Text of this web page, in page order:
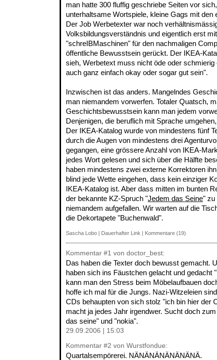
man hatte 300 fluffig geschriebe Seiten vor
unterhaltsame Wortspiele, kleine Gags mit den
Der Job Werbetexter war noch
Volksbildungsverständnis und eigentlich erst
"schreIBMaschinen" für den nachmaligen
öffentliche Bewusstsein gerückt. Der IKEA-
sieh, Werbetext muss nicht öde oder
auch ganz einfach okay oder sogar gut sein".
Inzwischen ist das anders. Mangelndes
man niemandem vorwerfen. Totaler Quatsch,
Geschichtsbewusstsein kann man jedem
Denjenigen, die beruflich mit Sprache
Der IKEA-Katalog wurde von mindestens fünf
durch die Augen von mindestens drei
gegangen, eine grössere Anzahl von IKEA-
jedes Wort gelesen und sich über die Hälfte
haben mindestens zwei externe Korrektoren
blind jede Wette eingehen, dass kein einziger
IKEA-Katalog ist. Aber dass mitten im bunten
der bekannte KZ-Spruch "Jedem das Seine" zu
niemandem aufgefallen. Wir warten auf die
die Dekortapete "Buchenwald".
Sascha Lobo | Dauerhafter Link | Kommentare (19)
Kommentar #1 von doctor_best:
Das haben die Texter doch bewusst gemacht.
haben sich ins Fäustchen gelacht und gedacht
kann man den Stress beim Möbelaufbauen
hoffe ich mal für die Jungs. Nazi-Witzeleien
CDs behaupten von sich stolz "ich bin hier der
macht ja jedes Jahr irgendwer. Sucht doch
das seine" und "nokia".
29.09.2006 | 15:03
Kommentar #2 von Wurstfondue:
Quartalsempörerei. NÄNÄNÄNÄNÄNÄNÄ.